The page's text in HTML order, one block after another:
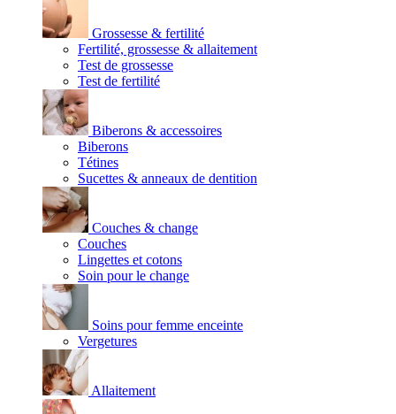
Grossesse & fertilité
Fertilité, grossesse & allaitement
Test de grossesse
Test de fertilité
Biberons & accessoires
Biberons
Tétines
Sucettes & anneaux de dentition
Couches & change
Couches
Lingettes et cotons
Soin pour le change
Soins pour femme enceinte
Vergetures
Allaitement